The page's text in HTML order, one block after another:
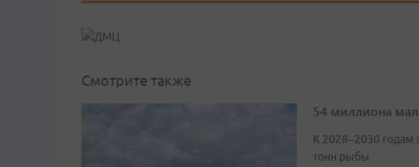
Смотрите также
54 миллиона
К 2028–2030 годам
тонн рыбы